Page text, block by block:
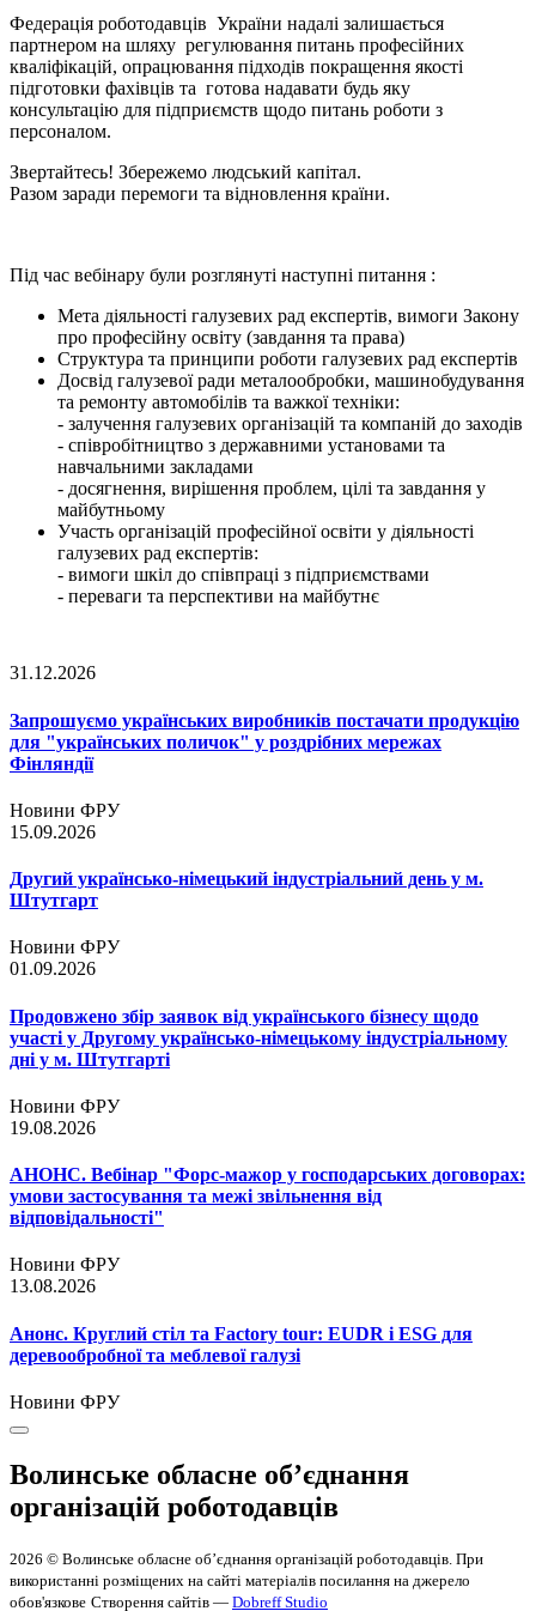
Федерація роботодавців України надалі залишається
партнером на шляху регулювання питань професійних
кваліфікацій, опрацювання підходів покращення якості
підготовки фахівців та готова надавати будь яку
консультацію для підприємств щодо питань роботи з
персоналом.
Звертайтесь! Збережемо людський капітал.
Разом заради перемоги та відновлення країни.
Під час вебінару були розглянуті наступні питання :
Мета діяльності галузевих рад експертів, вимоги Закону
про професійну освіту (завдання та права)
Структура та принципи роботи галузевих рад експертів
Досвід галузевої ради металообробки, машинобудування
та ремонту автомобілів та важкої техніки:
- залучення галузевих організацій та компаній до заходів
- співробітництво з державними установами та
навчальними закладами
- досягнення, вирішення проблем, цілі та завдання у
майбутньому
Участь організацій професійної освіти у діяльності
галузевих рад експертів:
- вимоги шкіл до співпраці з підприємствами
- переваги та перспективи на майбутнє
31.12.2026
Запрошуємо українських виробників постачати продукцію
для "українських поличок" у роздрібних мережах
Фінляндії
Новини ФРУ
15.09.2026
Другий українсько-німецький індустріальний день у м.
Штутгарт
Новини ФРУ
01.09.2026
Продовжено збір заявок від українського бізнесу щодо
участі у Другому українсько-німецькому індустріальному
дні у м. Штутгарті
Новини ФРУ
19.08.2026
АНОНС. Вебінар "Форс-мажор у господарських договорах:
умови застосування та межі звільнення від
відповідальності"
Новини ФРУ
13.08.2026
Анонс. Круглий стіл та Factory tour: EUDR і ESG для
деревообробної та меблевої галузі
Новини ФРУ
Волинське обласне об’єднання
організацій роботодавців
2026 © Волинське обласне об’єднання організацій роботодавців. При
використанні розміщених на сайті матеріалів посилання на джерело
обов'язкове Створення сайтів — Dobreff Studio